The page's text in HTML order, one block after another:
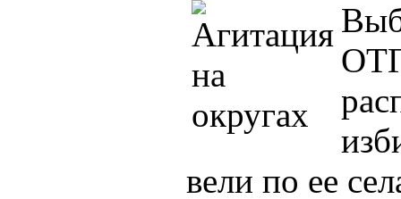
вели по ее